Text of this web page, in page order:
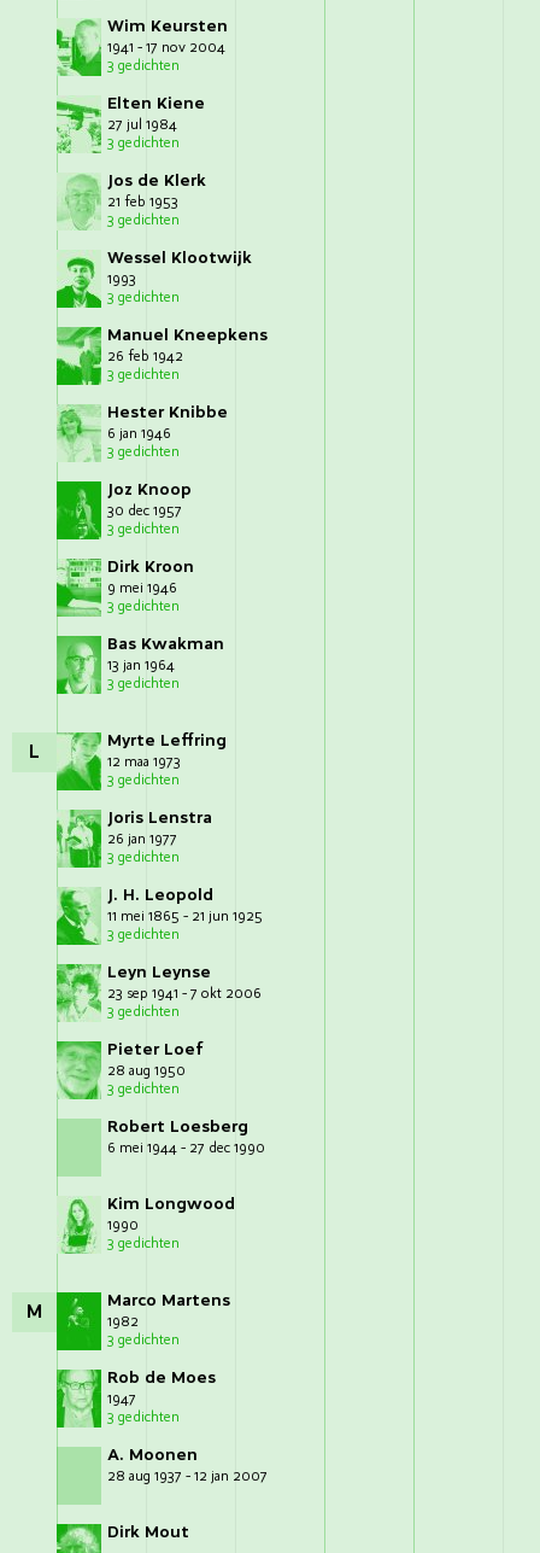
Wim Keursten
1941 - 17 nov 2004
3 gedichten
Elten Kiene
27 jul 1984
3 gedichten
Jos de Klerk
21 feb 1953
3 gedichten
Wessel Klootwijk
1993
3 gedichten
Manuel Kneepkens
26 feb 1942
3 gedichten
Hester Knibbe
6 jan 1946
3 gedichten
Joz Knoop
30 dec 1957
3 gedichten
Dirk Kroon
9 mei 1946
3 gedichten
Bas Kwakman
13 jan 1964
3 gedichten
L Myrte Leffring
12 maa 1973
3 gedichten
Joris Lenstra
26 jan 1977
3 gedichten
J. H. Leopold
11 mei 1865 - 21 jun 1925
3 gedichten
Leyn Leynse
23 sep 1941 - 7 okt 2006
3 gedichten
Pieter Loef
28 aug 1950
3 gedichten
Robert Loesberg
6 mei 1944 - 27 dec 1990
Kim Longwood
1990
3 gedichten
M Marco Martens
1982
3 gedichten
Rob de Moes
1947
3 gedichten
A. Moonen
28 aug 1937 - 12 jan 2007
Dirk Mout